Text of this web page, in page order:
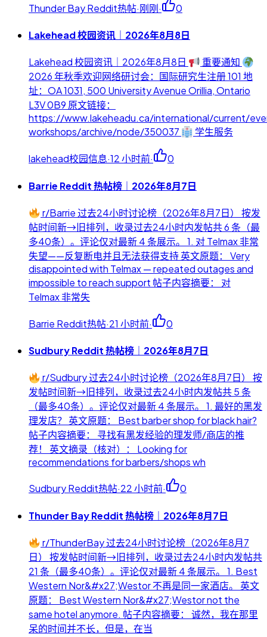
Thunder Bay Reddit热帖·刚刚· 0
Lakehead 校园资讯｜2026年8月8日
Lakehead 校园资讯｜2026年8月8日
重要通知
2026 年秋季欢迎网络研讨会：国际研究生注册 101 地
址：OA 1031, 500 University Avenue Orillia, Ontario
L3V 0B9 原文链接：
https://www.lakeheadu.ca/international/current/
workshops/archive/node/350037
学生服务
lakehead校园信息·12 小时前· 0
Barrie Reddit 热帖榜｜2026年8月7日
r/Barrie 过去24小时讨论榜（2026年8月7日） 按发
帖时间新→旧排列，收录过去24小时内发帖共 6 条（最
多40条）。评论仅对最新 4 条展示。 1. 对 Telmax 非常
失望——反复断电并且无法获得支持 英文原题： Very
disappointed with Telmax — repeated outages and
impossible to reach support 帖子内容摘要： 对
Telmax 非常失
Barrie Reddit热帖·21 小时前· 0
Sudbury Reddit 热帖榜｜2026年8月7日
r/Sudbury 过去24小时讨论榜（2026年8月7日） 按
发帖时间新→旧排列，收录过去24小时内发帖共 5 条
（最多40条）。评论仅对最新 4 条展示。 1. 最好的黑发
理发店？ 英文原题： Best barber shop for black hair?
帖子内容摘要： 寻找有黑发经验的理发师/商店的推
荐！ 英文摘录（核对）： Looking for
recommendations for barbers/shops wh
Sudbury Reddit热帖·22 小时前· 0
Thunder Bay Reddit 热帖榜｜2026年8月7日
r/ThunderBay 过去24小时讨论榜（2026年8月7
日） 按发帖时间新→旧排列，收录过去24小时内发帖共
21 条（最多40条）。评论仅对最新 4 条展示。 1. Best
Western Nor&#x27;Westor 不再是同一家酒店。 英文
原题： Best Western Nor&#x27;Westor not the
same hotel anymore. 帖子内容摘要： 诚然，我在那里
呆的时间并不长，但是，在当